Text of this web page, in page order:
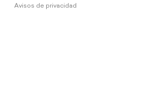
Avisos de privacidad